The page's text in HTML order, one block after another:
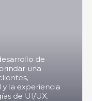
de
una
la experiencia
de UI/UX.